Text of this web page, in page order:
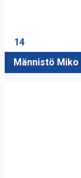
14
Männistö Miko